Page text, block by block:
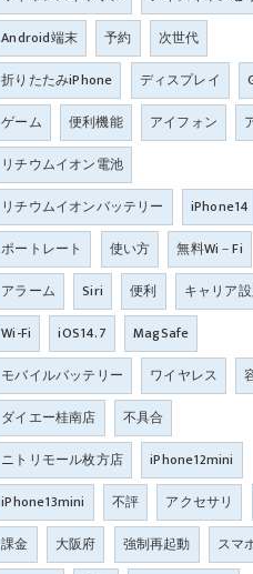
Android端末
予約
次世代
折りたたみiPhone
ディスプレイ
ゲーム
便利機能 アイフォン
リチウムイオン電池
リチウムイオンバッテリー
iPhone14
ポートレート
使い方
無料Wi－Fi
アラーム
Siri 便利
キャリア
Wi-Fi
iOS14.7
MagSafe
モバイルバッテリー
ワイヤレス
ダイエー桂南店
不具合
ニトリモール枚方店
iPhone12mini
iPhone13mini
不評 アクセサリ
課金
大阪府 強制再起動
スマ